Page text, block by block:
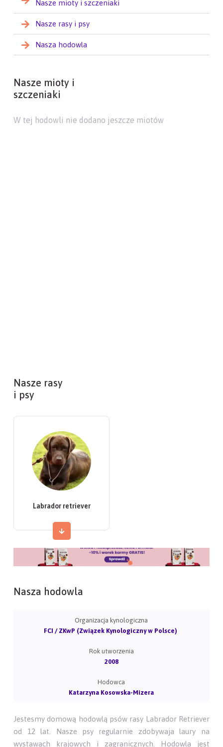
Nasze mioty i szczeniaki
Nasze rasy i psy
Nasza hodowla
Nasze mioty i
szczeniaki
W tej hodowli nie dodano jeszcze miotów
Nasze rasy
i psy
Labrador retriever
Nasza hodowla
Organizacja kynologiczna
FCI / ZKwP (Związek Kynologiczny w Polsce)
Rok utworzenia
2008
Hodowca
Katarzyna Kosowska-Mizera
Jestesmy domową hodowlą psów rasy Labrador Retriever
od 12 lat. Nasze psy regularnie zdobywaja laury na
wystawach krajowych i zagranicznych. Hodowla jest